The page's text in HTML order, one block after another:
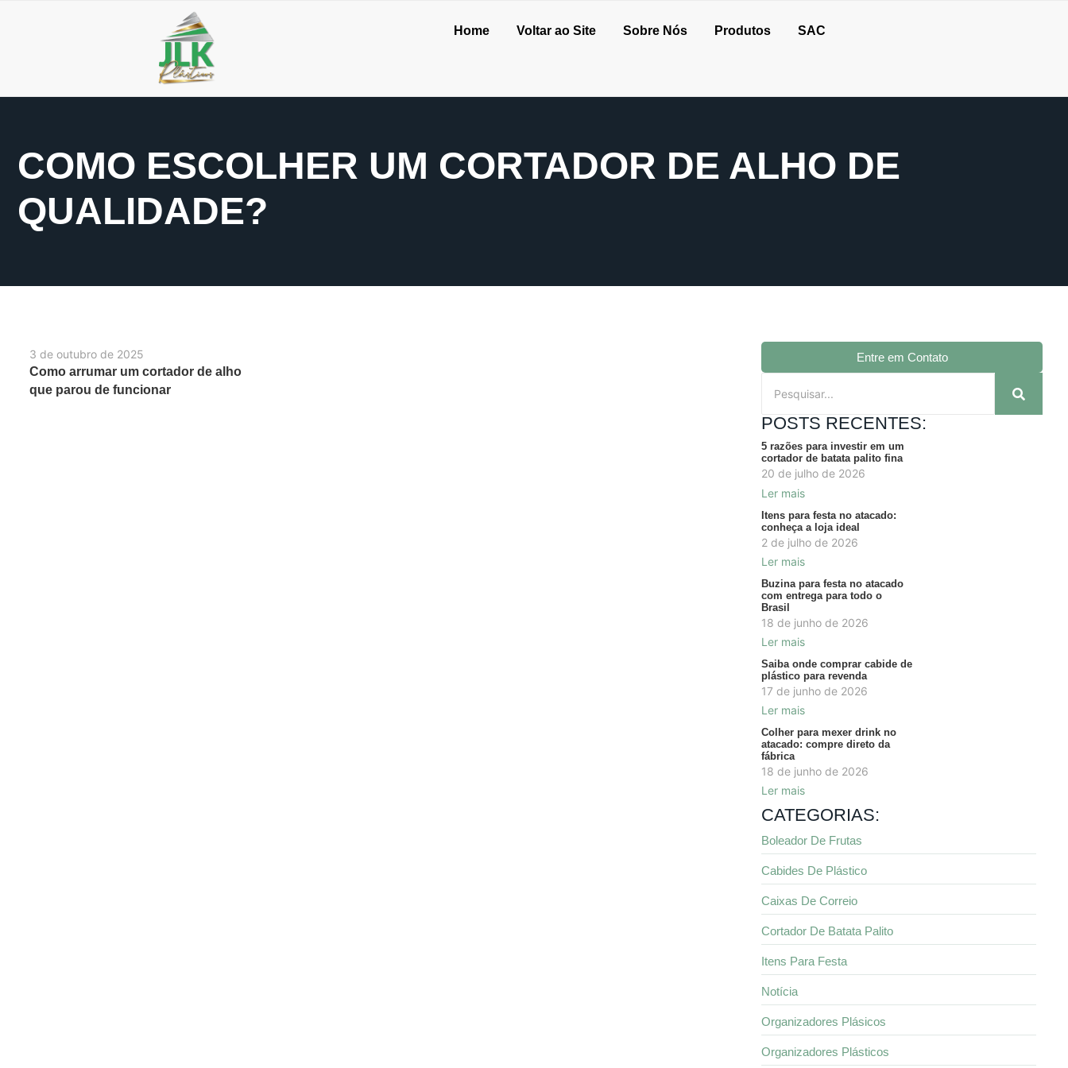
Home Voltar ao Site Sobre Nós Produtos SAC
COMO ESCOLHER UM CORTADOR DE ALHO DE
QUALIDADE?
3 de outubro de 2025
Como arrumar um cortador de alho
que parou de funcionar
Entre em Contato
POSTS RECENTES:
5 razões para investir em um
cortador de batata palito fina
20 de julho de 2026
Ler mais
Itens para festa no atacado:
conheça a loja ideal
2 de julho de 2026
Ler mais
Buzina para festa no atacado
com entrega para todo o
Brasil
18 de junho de 2026
Ler mais
Saiba onde comprar cabide de
plástico para revenda
17 de junho de 2026
Ler mais
Colher para mexer drink no
atacado: compre direto da
fábrica
18 de junho de 2026
Ler mais
CATEGORIAS:
Boleador De Frutas
Cabides De Plástico
Caixas De Correio
Cortador De Batata Palito
Itens Para Festa
Notícia
Organizadores Plásicos
Organizadores Plásticos